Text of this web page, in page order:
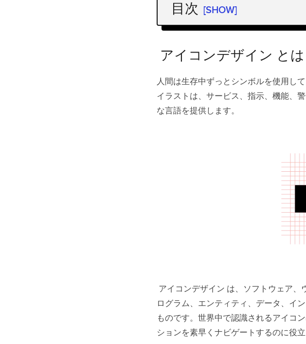
目次 [SHOW]
アイコンデザイン とは
アイコンデザイン の歴史を振
アイコンデザイン の一貫性
ピクセル単位で
アイコンのデザインを明確に
アイコンのデザインにはルール
アイコンデザイン における色
アイコニック…アイコン
UXPinを使ったアイコンのデ
アイコンデザイン とは
人間は生存中ずっとシンボルを使用し
イラストは、サービス、指示、機能、
な言語を提供します。
アイコンデザイン は、ソフトウェア
ログラム、エンティティ、データ、イ
ものです。世界中で認識されるアイコ
ションを素早くナビゲートするのに役立